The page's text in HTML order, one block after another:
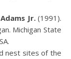
Jr.(1991).
Michigan State
nest sites of the